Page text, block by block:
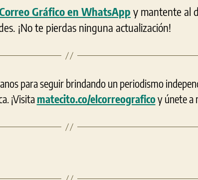
Gráfico en WhatsApp y mantente al
¡No te pierdas ninguna actualización!
para seguir brindando un periodismo
¡Visitamatecito.co/elcorreograficoy únete a